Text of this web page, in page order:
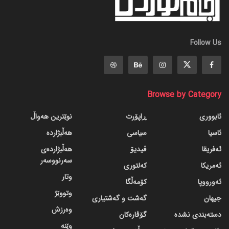
Follow Us
Browse by Category
ئابووری
ئاسیا
ئەفریقا
ئەمریکا
ئەورووپا
جیهان
دسته‌بندی نشده
ڕاپۆرت
سیاسی
ڤیدیۆ
کەلتوری
کۆمەڵگا
گه‌شت و گه‌شتیاری
گۆڤاره‌کان
نوێترین هەواڵ
هەڵبژاردە
هەڵبژاردەی
سەرنووسەر
وتار
وتووێژ
وەرزش
وێنە